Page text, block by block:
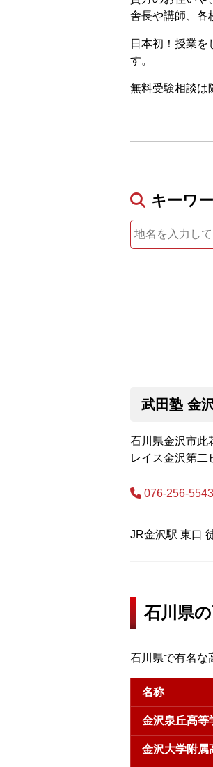
舎長や講師、各
日本初！授業
す。
無料受験相談は
キーワ
武田塾 金
石川県金沢市此
レイス金沢第二
076-256-5543
JR金沢駅 東口
石川県
石川県で有名な
名称
金沢泉丘高等
金沢大学附属